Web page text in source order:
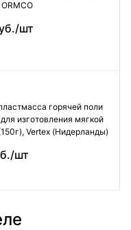
шт
горячей поли
изготовления мягкой
Vertex (Нидерланды)
шт